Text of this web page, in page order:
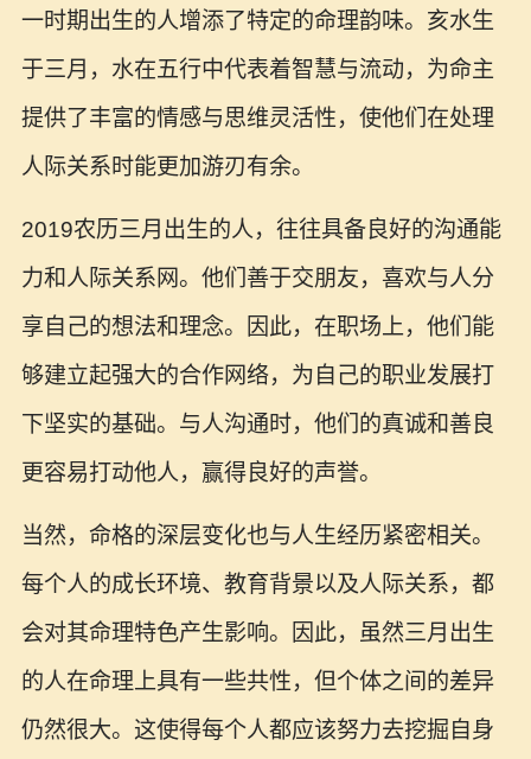
一时期出生的人增添了特定的命理韵味。亥水生
于三月，水在五行中代表着智慧与流动，为命主
提供了丰富的情感与思维灵活性，使他们在处理
人际关系时能更加游刃有余。
2019农历三月出生的人，往往具备良好的沟通能
力和人际关系网。他们善于交朋友，喜欢与人分
享自己的想法和理念。因此，在职场上，他们能
够建立起强大的合作网络，为自己的职业发展打
下坚实的基础。与人沟通时，他们的真诚和善良
更容易打动他人，赢得良好的声誉。
当然，命格的深层变化也与人生经历紧密相关。
每个人的成长环境、教育背景以及人际关系，都
会对其命理特色产生影响。因此，虽然三月出生
的人在命理上具有一些共性，但个体之间的差异
仍然很大。这使得每个人都应该努力去挖掘自身